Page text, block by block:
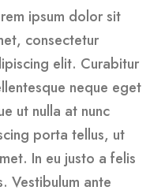
ipsum dolor sit
consectetur
elit. Curabitur
neque eget
ut nulla at nunc
porta tellus, ut
In eu justo a felis
Vestibulum ante